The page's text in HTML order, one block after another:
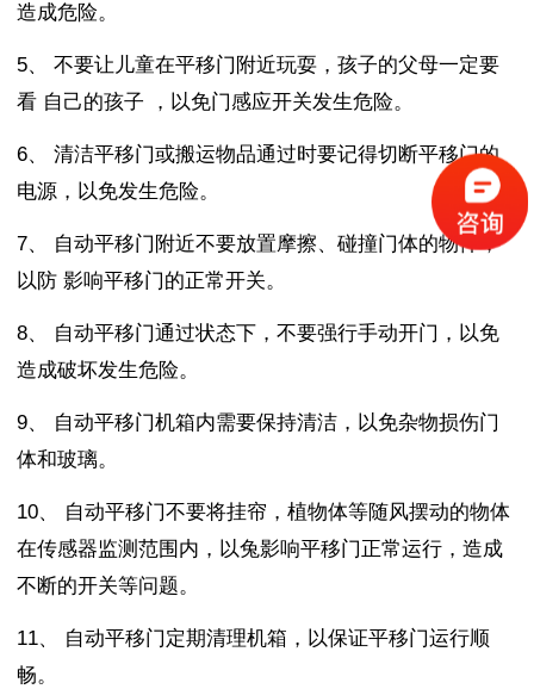
造成危险。
5、 不要让儿童在平移门附近玩耍， 孩子的父母一定要
看 自己的孩子 ，以免门感应开关发生危险。
6、 清洁平移门或搬运物品通过时要记得切断平移门的
电源，以免发生危险。
7、 自动平移门附近不要放置摩擦、碰撞门体的物件，
以防 影响平移门的正常开关。
8、 自动平移门通过状态下，不要强行手动开门，以免
造成破坏发生危险。
9、 自动平移门机箱内需要保持清洁，以免杂物损伤门
体和玻璃。
10、 自动平移门不要将挂帘，植物体等随风摆动的物体
在传感器监测范围内，以兔影响平移门正常运行，造成
不断的开关等问题。
11、 自动平移门定期清理机箱，以保证平移门运行顺
畅。